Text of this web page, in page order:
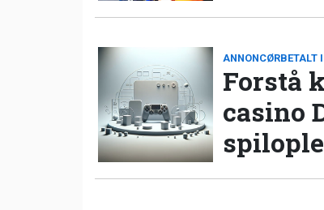
ANNONCØRBETALT
Forstå
casino